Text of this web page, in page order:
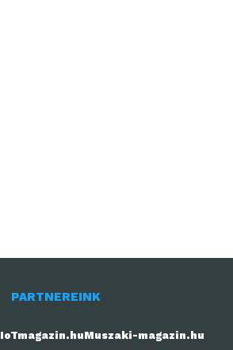
PARTNEREINK
IoTmagazin.huMuszaki-magazin.hu